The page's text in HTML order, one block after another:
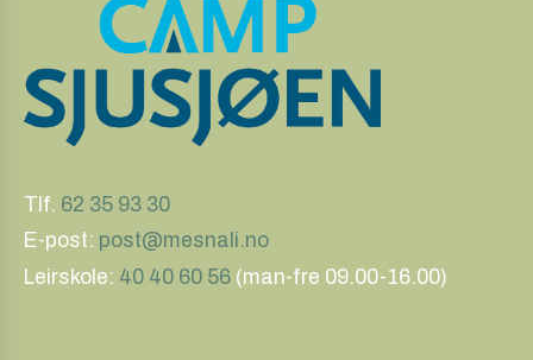
Tlf. 62 35 93 30
E-post: post@mesnali.no
Leirskole: 40 40 60 56 (man-fre 09.00-16.00)